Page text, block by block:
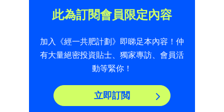
此為訂閱會員限定內容
加入《經一共肥計劃》即睇足本內容！仲
有大量絕密投資貼士、獨家專訪、會員活
動等緊你！
立即訂閲